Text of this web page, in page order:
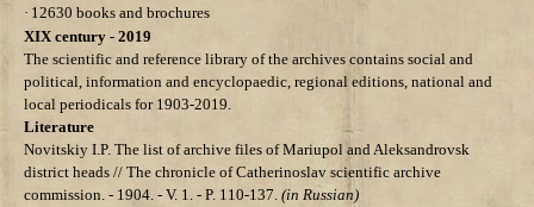
· 12630 books and brochures
ХІХ century - 2019
The scientific and reference library of the archives contains social and
political, information and encyclopaedic, regional editions, national and
local periodicals for 1903-2019.
Literature
Novitskiy I.P. The list of archive files of Mariupol and Aleksandrovsk
district heads // The chronicle of Catherinoslav scientific archive
commission. - 1904. - V. 1. - P. 110-137. (in Russian)